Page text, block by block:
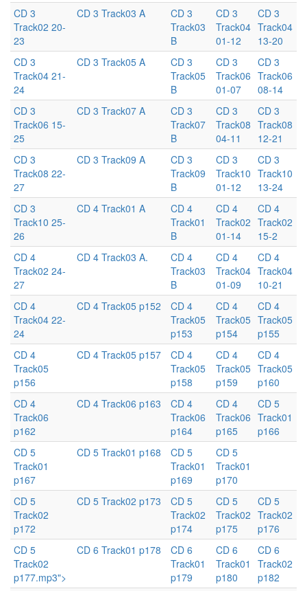
CD 3
Track02 20-
23
CD 3 Track03 A
CD 3
Track03
B
CD 3
Track04
01-12
CD 3
Track04
13-20
CD 3
Track04 21-
24
CD 3 Track05 A
CD 3
Track05
B
CD 3
Track06
01-07
CD 3
Track06
08-14
CD 3
Track06 15-
25
CD 3 Track07 A
CD 3
Track07
B
CD 3
Track08
04-11
CD 3
Track08
12-21
CD 3
Track08 22-
27
CD 3 Track09 A
CD 3
Track09
B
CD 3
Track10
01-12
CD 3
Track10
13-24
CD 3
Track10 25-
26
CD 4 Track01 A
CD 4
Track01
B
CD 4
Track02
01-14
CD 4
Track02
15-2
CD 4
Track02 24-
27
CD 4 Track03 A.
CD 4
Track03
B
CD 4
Track04
01-09
CD 4
Track04
10-21
CD 4
Track04 22-
24
CD 4 Track05 p152
CD 4
Track05
p153
CD 4
Track05
p154
CD 4
Track05
p155
CD 4
Track05
p156
CD 4 Track05 p157
CD 4
Track05
p158
CD 4
Track05
p159
CD 4
Track05
p160
CD 4
Track06
p162
CD 4 Track06 p163
CD 4
Track06
p164
CD 4
Track06
p165
CD 5
Track01
p166
CD 5
Track01
p167
CD 5 Track01 p168
CD 5
Track01
p169
CD 5
Track01
p170
CD 5
Track02
p172
CD 5 Track02 p173
CD 5
Track02
p174
CD 5
Track02
p175
CD 5
Track02
p176
CD 5
Track02
p177.mp3">
CD 6 Track01 p178
CD 6
Track01
p179
CD 6
Track01
p180
CD 6
Track02
p182